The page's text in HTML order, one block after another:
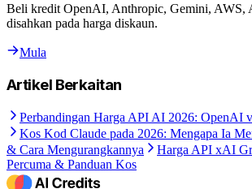
Beli kredit OpenAI, Anthropic, Gemini, AWS,
disahkan pada harga diskaun.
Mula
Artikel Berkaitan
Perbandingan Harga API AI 2026: OpenAI
Kos Kod Claude pada 2026: Mengapa Ia
& Cara Mengurangkannya
Harga API xAI
Percuma & Panduan Kos